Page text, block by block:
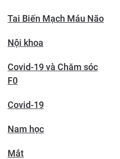
Tai Biến Mạch Máu Não
Nội khoa
Covid-19 và Chăm sóc
F0
Covid-19
Nam học
Mắt